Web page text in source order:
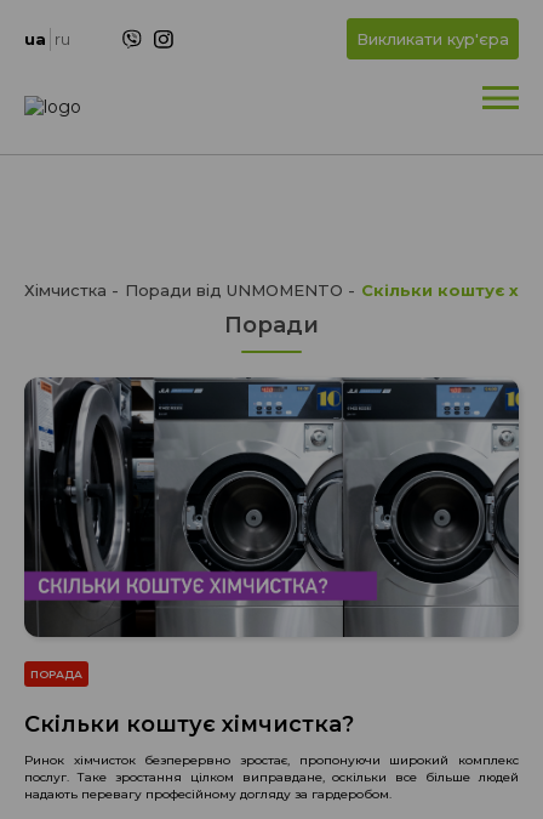
OKua ru Викликати кур'єра
Хімчистка Поради від UNMOMENTO Скільки коштує
Поради
ПОРАДА
Скільки коштує хімчистка?
Ринок хімчисток безперервно зростає, пропонуючи широкий комплекс
послуг. Таке зростання цілком виправдане, оскільки все більше людей
надають перевагу професійному догляду за гардеробом.